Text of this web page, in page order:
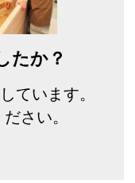
たか？
ています。
さい。